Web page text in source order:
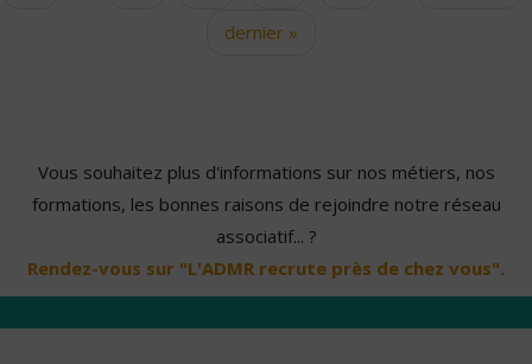
dernier »
Vous souhaitez plus d'informations sur nos métiers, nos
formations, les bonnes raisons de rejoindre notre réseau
associatif... ?
Rendez-vous sur "L'ADMR recrute près de chez vous".